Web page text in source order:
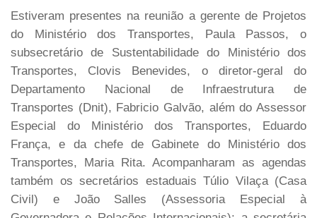
Estiveram presentes na reunião a gerente de Projetos
do Ministério dos Transportes, Paula Passos, o
subsecretário de Sustentabilidade do Ministério dos
Transportes, Clovis Benevides, o diretor-geral do
Departamento Nacional de Infraestrutura de
Transportes (Dnit), Fabricio Galvão, além do Assessor
Especial do Ministério dos Transportes, Eduardo
França, e da chefe de Gabinete do Ministério dos
Transportes, Maria Rita. Acompanharam as agendas
também os secretários estaduais Túlio Vilaça (Casa
Civil) e João Salles (Assessoria Especial à